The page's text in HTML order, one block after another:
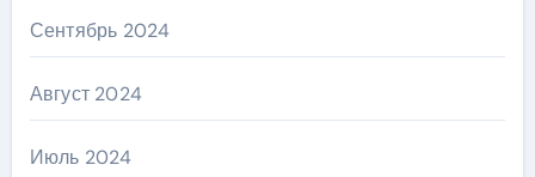
Сентябрь 2024
Август 2024
Июль 2024